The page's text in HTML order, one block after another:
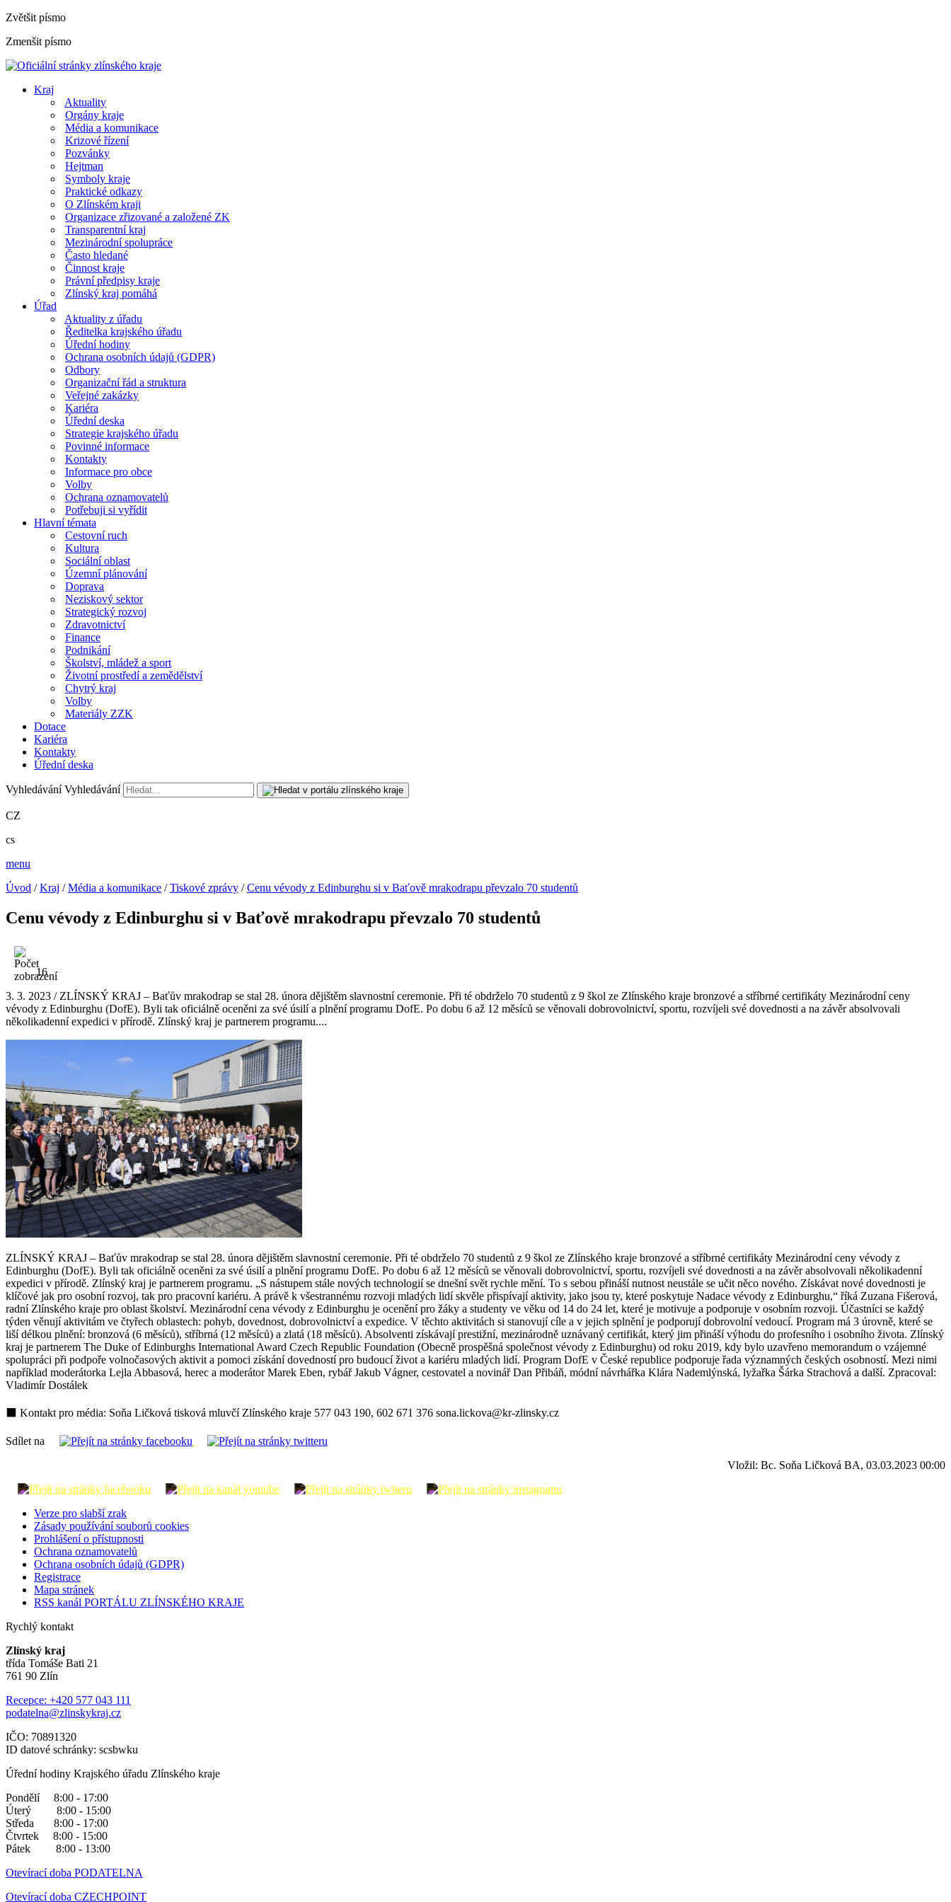
Zvětšit písmo
Zmenšit písmo
Kraj
Aktuality
Orgány kraje
Média a komunikace
Krizové řízení
Pozvánky
Hejtman
Symboly kraje
Praktické odkazy
O Zlínském kraji
Organizace zřizované a založené ZK
Transparentní kraj
Mezinárodní spolupráce
Často hledané
Činnost kraje
Právní předpisy kraje
Zlínský kraj pomáhá
Úřad
Aktuality z úřadu
Ředitelka krajského úřadu
Úřední hodiny
Ochrana osobních údajů (GDPR)
Odbory
Organizační řád a struktura
Veřejné zakázky
Kariéra
Úřední deska
Strategie krajského úřadu
Povinné informace
Kontakty
Informace pro obce
Volby
Ochrana oznamovatelů
Potřebuji si vyřídit
Hlavní témata
Cestovní ruch
Kultura
Sociální oblast
Územní plánování
Doprava
Neziskový sektor
Strategický rozvoj
Zdravotnictví
Finance
Podnikání
Školství, mládež a sport
Životní prostředí a zemědělství
Chytrý kraj
Volby
Materiály ZZK
Dotace
Kariéra
Kontakty
Úřední deska
Vyhledávání Vyhledávání
CZ
cs
menu
Úvod /Kraj /Média a komunikace /Tiskové zprávy /Cenu vévody z Edinburghu si v Baťově mrakodrapu převzalo 70 studentů
Cenu vévody z Edinburghu si v Baťově mrakodrapu převzalo 70 studentů
16
3. 3. 2023 / ZLÍNSKÝ KRAJ – Baťův mrakodrap se stal 28. února dějištěm slavnostní ceremonie. Při té obdrželo 70 studentů z 9 škol ze Zlínského kraje bronzové a stříbrné certifikáty Mezinárodní ceny
vévody z Edinburghu (DofE). Byli tak oficiálně oceněni za své úsilí a plnění programu DofE. Po dobu 6 až 12 měsíců se věnovali dobrovolnictví, sportu, rozvíjeli své dovednosti a na závěr absolvovali
několikadenní expedici v přírodě. Zlínský kraj je partnerem programu....
ZLÍNSKÝ KRAJ – Baťův mrakodrap se stal 28. února dějištěm slavnostní ceremonie. Při té obdrželo 70 studentů z 9 škol ze Zlínského kraje bronzové a stříbrné certifikáty Mezinárodní ceny vévody z
Edinburghu (DofE). Byli tak oficiálně oceněni za své úsilí a plnění programu DofE. Po dobu 6 až 12 měsíců se věnovali dobrovolnictví, sportu, rozvíjeli své dovednosti a na závěr absolvovali několikadenní
expedici v přírodě. Zlínský kraj je partnerem programu. „S nástupem stále nových technologií se dnešní svět rychle mění. To s sebou přináší nutnost neustále se učit něco nového. Získávat nové dovednosti je
klíčové jak pro osobní rozvoj, tak pro pracovní kariéru. A právě k všestrannému rozvoji mladých lidí skvěle přispívají aktivity, jako jsou ty, které poskytuje Nadace vévody z Edinburghu,“ říká Zuzana Fišerová,
radní Zlínského kraje pro oblast školství. Mezinárodní cena vévody z Edinburghu je ocenění pro žáky a studenty ve věku od 14 do 24 let, které je motivuje a podporuje v osobním rozvoji. Účastníci se každý
týden věnují aktivitám ve čtyřech oblastech: pohyb, dovednost, dobrovolnictví a expedice. V těchto aktivitách si stanovují cíle a v jejich splnění je podporují dobrovolní vedoucí. Program má 3 úrovně, které se
liší délkou plnění: bronzová (6 měsíců), stříbrná (12 měsíců) a zlatá (18 měsíců). Absolventi získávají prestižní, mezinárodně uznávaný certifikát, který jim přináší výhodu do profesního i osobního života. Zlínský
kraj je partnerem The Duke of Edinburghs International Award Czech Republic Foundation (Obecně prospěšná společnost vévody z Edinburghu) od roku 2019, kdy bylo uzavřeno memorandum o vzájemné
spolupráci při podpoře volnočasových aktivit a pomoci získání dovedností pro budoucí život a kariéru mladých lidí. Program DofE v České republice podporuje řada významných českých osobností. Mezi nimi
například moderátorka Lejla Abbasová, herec a moderátor Marek Eben, rybář Jakub Vágner, cestovatel a novinář Dan Přibáň, módní návrhářka Klára Nademlýnská, lyžařka Šárka Strachová a další. Zpracoval:
Vladimír Dostálek
⬛ Kontakt pro média: Soňa Ličková tisková mluvčí Zlínského kraje 577 043 190, 602 671 376 sona.lickova@kr-zlinsky.cz
Sdílet na
Vložil: Bc. Soňa Ličková BA, 03.03.2023 00:00
Verze pro slabší zrak
Zásady používání souborů cookies
Prohlášení o přístupnosti
Ochrana oznamovatelů
Ochrana osobních údajů (GDPR)
Registrace
Mapa stránek
RSS kanál PORTÁLU ZLÍNSKÉHO KRAJE
Rychlý kontakt
Zlínský kraj
třída Tomáše Bati 21
761 90 Zlín
Recepce: +420 577 043 111
podatelna@zlinskykraj.cz
IČO: 70891320
ID datové schránky: scsbwku
Úřední hodiny Krajského úřadu Zlínského kraje
Pondělí 8:00 - 17:00
Úterý 8:00 - 15:00
Středa 8:00 - 17:00
Čtvrtek 8:00 - 15:00
Pátek 8:00 - 13:00
Otevírací doba PODATELNA
Otevírací doba CZECHPOINT